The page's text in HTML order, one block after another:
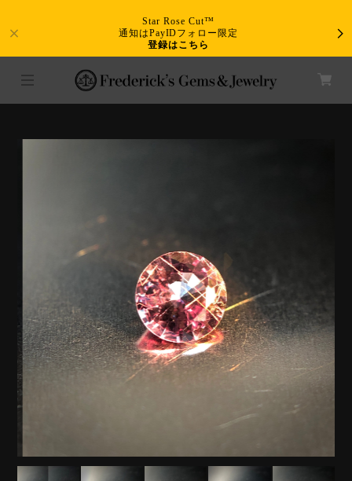
Star Rose Cut™
通知はPayIDフォロー限定
登録はこちら